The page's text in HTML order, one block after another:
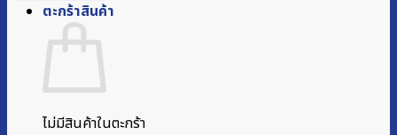
ตะกร้าสินค้า
ไม่มีสินค้าในตะกร้า